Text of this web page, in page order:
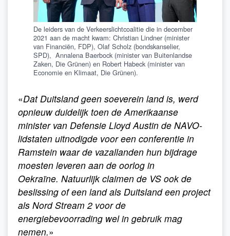
De leiders van de Verkeerslichtcoalitie die in december
2021 aan de macht kwam: Christian Lindner (minister
van Financiën, FDP), Olaf Scholz (bondskanselier,
SPD), Annalena Baerbock (minister van Buitenlandse
Zaken, Die Grünen) en Robert Habeck (minister van
Economie en Klimaat, Die Grünen).
«Dat Duitsland geen soeverein land is, werd
opnieuw duidelijk toen de Amerikaanse
minister van Defensie Lloyd Austin de NAVO-
lidstaten uitnodigde voor een conferentie in
Ramstein waar de vazallanden hun bijdrage
moesten leveren aan de oorlog in
Oekraïne. Natuurlijk claimen de VS ook de
beslissing of een land als Duitsland een project
als Nord Stream 2 voor de
energiebevoorrading wel in gebruik mag
nemen.»